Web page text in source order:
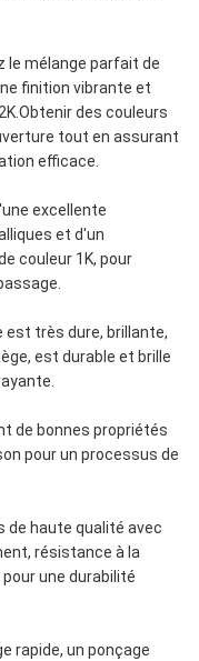
le mélange parfait de
finition vibrante et
des couleurs
tout en assurant
efficace.
excellente
et d'un
couleur 1K, pour
très dure, brillante,
est durable et brille
de bonnes propriétés
pour un processus de
de haute qualité avec
résistance à la
une durabilité
rapide, un ponçage